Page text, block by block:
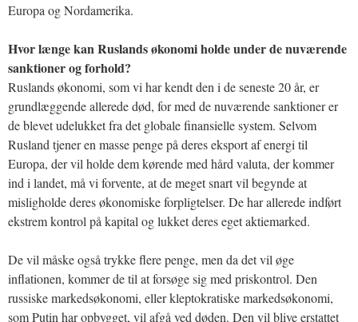
Europa og Nordamerika.
Hvor længe kan Ruslands økonomi holde under de nuværende
sanktioner og forhold?
Ruslands økonomi, som vi har kendt den i de seneste 20 år, er
grundlæggende allerede død, for med de nuværende sanktioner er
de blevet udelukket fra det globale finansielle system. Selvom
Rusland tjener en masse penge på deres eksport af energi til
Europa, der vil holde dem kørende med hård valuta, der kommer
ind i landet, må vi forvente, at de meget snart vil begynde at
misligholde deres økonomiske forpligtelser. De har allerede indført
ekstrem kontrol på kapital og lukket deres eget aktiemarked.
De vil måske også trykke flere penge, men da det vil øge
inflationen, kommer de til at forsøge sig med priskontrol. Den
russiske markedsøkonomi, eller kleptokratiske markedsøkonomi,
som Putin har opbygget, vil afgå ved døden. Den vil blive erstattet